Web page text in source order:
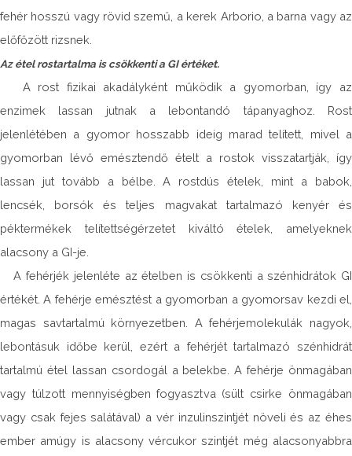
fehér hosszú vagy rövid szemű, a kerek Arborio, a barna vagy az
előfőzött rizsnek.
Az étel rostartalma is csökkenti a GI értéket.
A rost fizikai akadályként működik a gyomorban, így az
enzimek lassan jutnak a lebontandó tápanyaghoz. Rost
jelenlétében a gyomor hosszabb ideig marad telített, mivel a
gyomorban lévő emésztendő ételt a rostok visszatartják, így
lassan jut tovább a bélbe. A rostdús ételek, mint a babok,
lencsék, borsók és teljes magvakat tartalmazó kenyér és
péktermékek telítettségérzetet kiváltó ételek, amelyeknek
alacsony a GI-je.
A fehérjék jelenléte az ételben is csökkenti a szénhidrátok GI
értékét. A fehérje emésztést a gyomorban a gyomorsav kezdi el,
magas savtartalmú környezetben. A fehérjemolekulák nagyok,
lebontásuk időbe kerül, ezért a fehérjét tartalmazó szénhidrát
tartalmú étel lassan csordogál a belekbe. A fehérje önmagában
vagy túlzott mennyiségben fogyasztva (sült csirke önmagában
vagy csak fejes salátával) a vér inzulinszintjét növeli és az éhes
ember amúgy is alacsony vércukor szintjét még alacsonyabbra